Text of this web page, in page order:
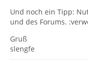
Und noch ein Tipp:
und des Forums.
Gruß
slengfe